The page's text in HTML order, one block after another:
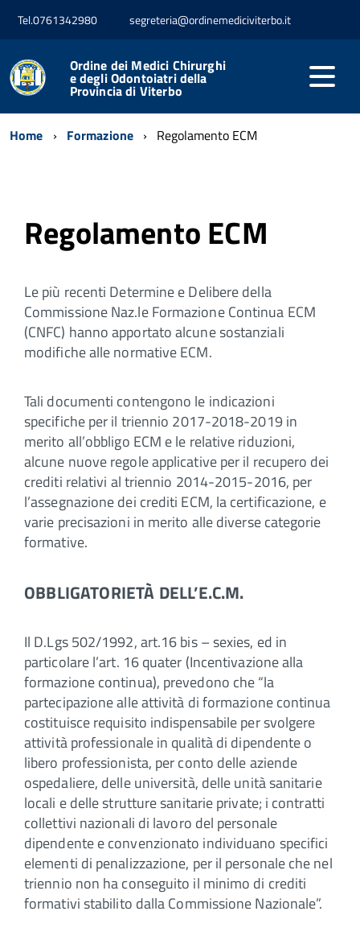
Tel.0761342980 segreteria@ordinemediciviterbo.it
Ordine dei Medici Chirurghi
e degli Odontoiatri della
Provincia di Viterbo
Home Formazione Regolamento ECM
Regolamento ECM
Le più recenti Determine e Delibere della
Commissione Naz.le Formazione Continua ECM
(CNFC) hanno apportato alcune sostanziali
modifiche alle normative ECM.
Tali documenti contengono le indicazioni
specifiche per il triennio 2017-2018-2019 in
merito all’obbligo ECM e le relative riduzioni,
alcune nuove regole applicative per il recupero dei
crediti relativi al triennio 2014-2015-2016, per
l’assegnazione dei crediti ECM, la certificazione, e
varie precisazioni in merito alle diverse categorie
formative.
OBBLIGATORIETÀ DELL’E.C.M.
Il D.Lgs 502/1992, art.16 bis – sexies, ed in
particolare l’art. 16 quater (Incentivazione alla
formazione continua), prevedono che “la
partecipazione alle attività di formazione continua
costituisce requisito indispensabile per svolgere
attività professionale in qualità di dipendente o
libero professionista, per conto delle aziende
ospedaliere, delle università, delle unità sanitarie
locali e delle strutture sanitarie private; i contratti
collettivi nazionali di lavoro del personale
dipendente e convenzionato individuano specifici
elementi di penalizzazione, per il personale che nel
triennio non ha conseguito il minimo di crediti
formativi stabilito dalla Commissione Nazionale”.